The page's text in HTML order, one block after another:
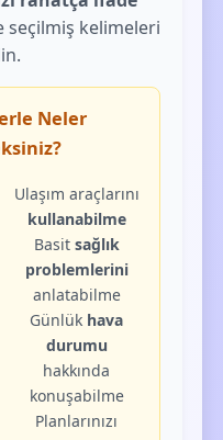
seçilmiş kelimeleri
Neler
Ulaşım araçlarını
kullanabilme
Basit sağlık
problemlerini
anlatabilme
Günlük hava
durumu
hakkında
konuşabilme
Planlarınızı